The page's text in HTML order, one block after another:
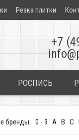
Резка плитки
+7
РОСПИСЬ
бренды: 0 - 9 A B C